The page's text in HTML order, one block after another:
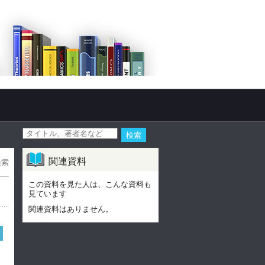
関連資料
この資料を見た人は、こんな資料も
見ています
関連資料はありません。